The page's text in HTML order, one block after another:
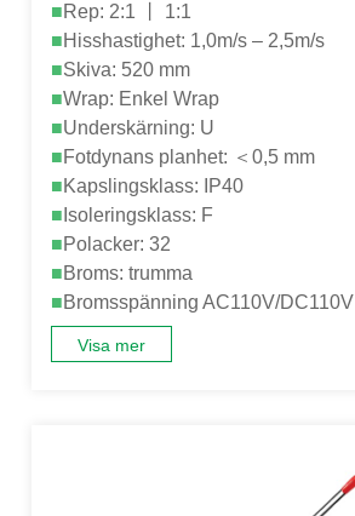
■Rep: 2:1 丨 1:1
■Hisshastighet: 1,0m/s – 2,5m/s
■Skiva: 520 mm
■Wrap: Enkel Wrap
■Underskärning: U
■Fotdynans planhet: ＜0,5 mm
■Kapslingsklass: IP40
■ Isoleringsklass: F
■Polacker: 32
■Broms: trumma
■Bromsspänning AC110V/DC110V
Visa mer